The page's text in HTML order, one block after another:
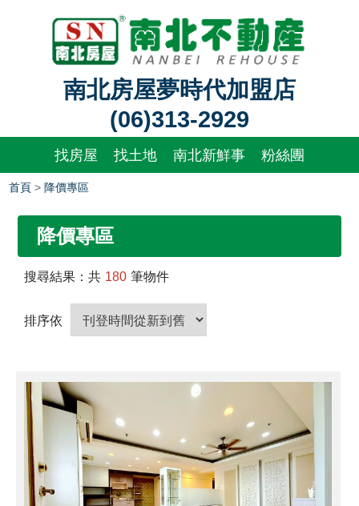
南北房屋夢時代加盟店
(06)313-2929
找房屋 找土地 南北新鮮事 粉絲團
首頁 > 降價專區
降價專區
搜尋結果：共 180 筆物件
排序依